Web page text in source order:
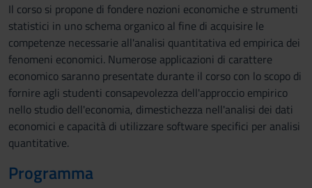
Il corso si propone di fondere nozioni economiche e strumenti
statistici in uno schema organico al fine di acquisire le
competenze necessarie all'analisi quantitativa ed empirica dei
fenomeni economici. Numerose applicazioni di carattere
economico saranno presentate durante il corso con lo scopo di
fornire agli studenti consapevolezza dell'approccio empirico
nello studio dell'economia, dimestichezza nell'analisi dei dati
economici e capacità di utilizzare software specifici per analisi
quantitative.
Programma